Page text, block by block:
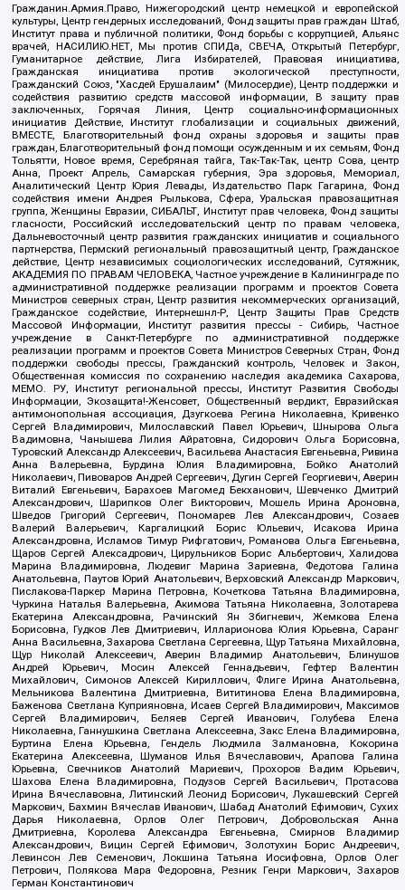
Гражданин.Армия.Право, Нижегородский центр немецкой и европейской
культуры, Центр гендерных исследований, Фонд защиты прав граждан Штаб,
Институт права и публичной политики, Фонд борьбы с коррупцией, Альянс
врачей, НАСИЛИЮ.НЕТ, Мы против СПИДа, СВЕЧА, Открытый Петербург,
Гуманитарное действие, Лига Избирателей, Правовая инициатива,
Гражданская инициатива против экологической преступности,
Гражданский Союз, "Хасдей Ерушалаим" (Милосердие), Центр поддержки и
содействия развитию средств массовой информации, В защиту прав
заключенных, Горячая Линия, Центр социально-информационных
инициатив Действие, Институт глобализации и социальных движений,
ВМЕСТЕ, Благотворительный фонд охраны здоровья и защиты прав
граждан, Благотворительный фонд помощи осужденным и их семьям, Фонд
Тольятти, Новое время, Серебряная тайга, Так-Так-Так, центр Сова, центр
Анна, Проект Апрель, Самарская губерния, Эра здоровья, Мемориал,
Аналитический Центр Юрия Левады, Издательство Парк Гагарина, Фонд
содействия имени Андрея Рылькова, Сфера, Уральская правозащитная
группа, Женщины Евразии, СИБАЛЬТ, Институт прав человека, Фонд защиты
гласности, Российский исследовательский центр по правам человека,
Дальневосточный центр развития гражданских инициатив и социального
партнерства, Пермский региональный правозащитный центр, Гражданское
действие, Центр независимых социологических исследований, Сутяжник,
АКАДЕМИЯ ПО ПРАВАМ ЧЕЛОВЕКА, Частное учреждение в Калининграде по
административной поддержке реализации программ и проектов Совета
Министров северных стран, Центр развития некоммерческих организаций,
Гражданское содействие, Интернешнл-Р, Центр Защиты Прав Средств
Массовой Информации, Институт развития прессы - Сибирь, Частное
учреждение в Санкт-Петербурге по административной поддержке
реализации программ и проектов Совета Министров Северных Стран, Фонд
поддержки свободы прессы, Гражданский контроль, Человек и Закон,
Общественная комиссия по сохранению наследия академика Сахарова,
МЕМО. РУ, Институт региональной прессы, Институт Развития Свободы
Информации, Экозащита!-Женсовет, Общественный вердикт, Евразийская
антимонопольная ассоциация, Дзугкоева Регина Николаевна, Кривенко
Сергей Владимирович, Милославский Павел Юрьевич, Шнырова Ольга
Вадимовна, Чанышева Лилия Айратовна, Сидорович Ольга Борисовна,
Туровский Александр Алексеевич, Васильева Анастасия Евгеньевна, Ривина
Анна Валерьевна, Бурдина Юлия Владимировна, Бойко Анатолий
Николаевич, Пивоваров Андрей Сергеевич, Дугин Сергей Георгиевич, Аверин
Виталий Евгеньевич, Барахоев Магомед Бекханович, Шевченко Дмитрий
Александрович, Шарипков Олег Викторович, Мошель Ирина Ароновна,
Шведов Григорий Сергеевич, Пономарев Лев Александрович, Созаев
Валерий Валерьевич, Каргалицкий Борис Юльевич, Исакова Ирина
Александровна, Исламов Тимур Рифгатович, Романова Ольга Евгеньевна,
Щаров Сергей Алексадрович, Цирульников Борис Альбертович, Халидова
Марина Владимировна, Людевиг Марина Зариевна, Федотова Галина
Анатольевна, Паутов Юрий Анатольевич, Верховский Александр Маркович,
Пислакова-Паркер Марина Петровна, Кочеткова Татьяна Владимировна,
Чуркина Наталья Валерьевна, Акимова Татьяна Николаевна, Золотарева
Екатерина Александровна, Рачинский Ян Збигневич, Жемкова Елена
Борисовна, Гудков Лев Дмитриевич, Илларионова Юлия Юрьевна, Саранг
Анна Васильевна, Захарова Светлана Сергеевна, Щур Татьяна Михайловна,
Щур Николай Алексеевич, Аверин Владимир Анатольевич, Блинушов
Андрей Юрьевич, Мосин Алексей Геннадьевич, Гефтер Валентин
Михайлович, Симонов Алексей Кириллович, Флиге Ирина Анатольевна,
Мельникова Валентина Дмитриевна, Вититинова Елена Владимировна,
Баженова Светлана Куприяновна, Исаев Сергей Владимирович, Максимов
Сергей Владимирович, Беляев Сергей Иванович, Голубева Елена
Николаевна, Ганнушкина Светлана Алексеевна, Закс Елена Владимировна,
Буртина Елена Юрьевна, Гендель Людмила Залмановна, Кокорина
Екатерина Алексеевна, Шуманов Илья Вячеславович, Арапова Галина
Юрьевна, Свечников Анатолий Мариевич, Прохоров Вадим Юрьевич,
Шахова Елена Владимировна, Подузов Сергей Васильевич, Протасова
Ирина Вячеславовна, Литинский Леонид Борисович, Лукашевский Сергей
Маркович, Бахмин Вячеслав Иванович, Шабад Анатолий Ефимович, Сухих
Дарья Николаевна, Орлов Олег Петрович, Добровольская Анна
Дмитриевна, Королева Александра Евгеньевна, Смирнов Владимир
Александрович, Вицин Сергей Ефимович, Золотухин Борис Андреевич,
Левинсон Лев Семенович, Локшина Татьяна Иосифовна, Орлов Олег
Петрович, Полякова Мара Федоровна, Резник Генри Маркович, Захаров
Герман Константинович